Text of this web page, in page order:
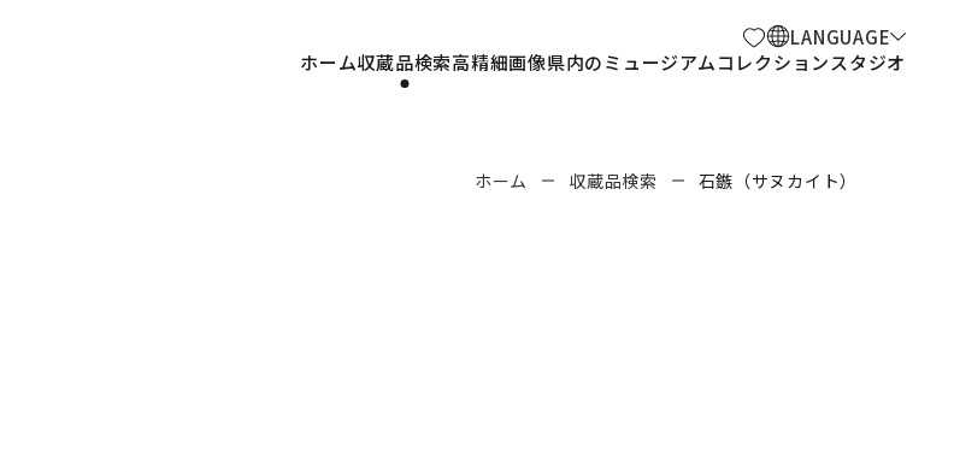
LANGUAGE
ホーム収蔵品検索高精細画像県内のミュージアムコレクションスタジオ
ホーム 収蔵品検索 石鏃（サヌカイト）